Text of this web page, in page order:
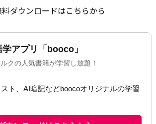
ダウンロードはこちらから